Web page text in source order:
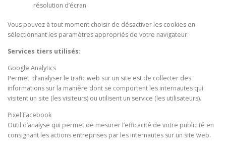
résolution d’écran
Vous pouvez à tout moment choisir de désactiver les cookies en
sélectionnant les paramètres appropriés de votre navigateur.
Services tiers utilisés:
Google Analytics
Permet d’analyser le trafic web sur un site est de collecter des
informations sur la manière dont se comportent les internautes qui
visitent un site (les visiteurs) ou utilisent un service (les utilisateurs).
Pixel Facebook
Outil d’analyse qui permet de mesurer l’efficacité de votre publicité en
consignant les actions entreprises par les internautes sur un site web.